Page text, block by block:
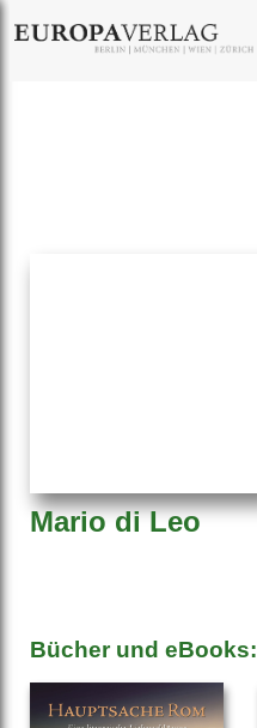
Mario di Leo
Bücher und eBooks: